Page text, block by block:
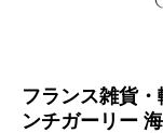
フランス雑貨
ンチガーリー